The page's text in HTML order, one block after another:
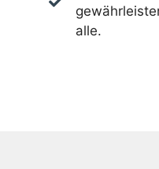
alle.